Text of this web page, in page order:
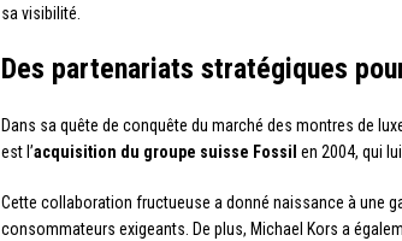
sa visibilité.
Des partenariats stratégiques
Dans sa quête de conquête du marché des montres de
est l’acquisition du groupe suisse Fossil en 2004, qui
Cette collaboration fructueuse a donné naissance à une
consommateurs exigeants. De plus, Michael Kors a